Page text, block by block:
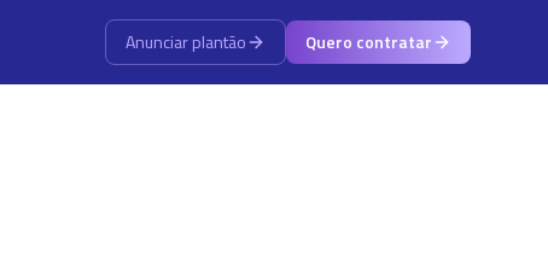
Anunciar plantão Quero contratar